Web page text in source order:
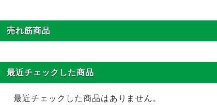
売れ筋商品
最近チェックした商品
最近チェックした商品はありません。